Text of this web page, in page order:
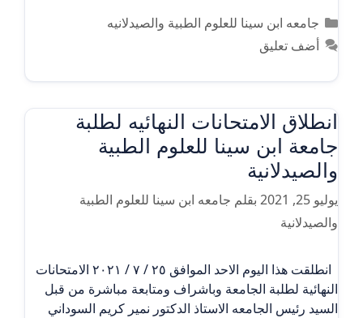
التصنيفات
جامعه ابن سينا للعلوم الطبية والصيدلانيه
أضف تعليق
انطلاق الامتحانات النهائيه لطلبة
جامعة ابن سينا للعلوم الطبية
والصيدلانية
يوليو 25, 2021 بقلم جامعه ابن سينا للعلوم الطبية
والصيدلانية
انطلقت هذا اليوم الاحد الموافق ٢٥ / ٧ / ٢٠٢١ الامتحانات
النهائية لطلبة الجامعة وباشراف ومتابعة مباشرة من قبل
السيد رئيس الجامعه الاستاذ الدكتور نمير كريم السوداني